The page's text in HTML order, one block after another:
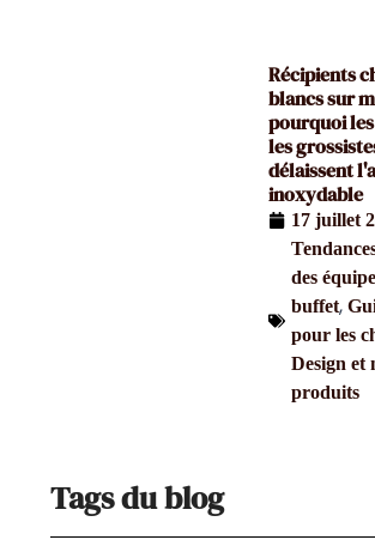
Récipients
blancs sur
pourquoi
les
délaissent
inoxydable
17 juillet
des
buffet,
pour les
Design et
produits
Tags du blog